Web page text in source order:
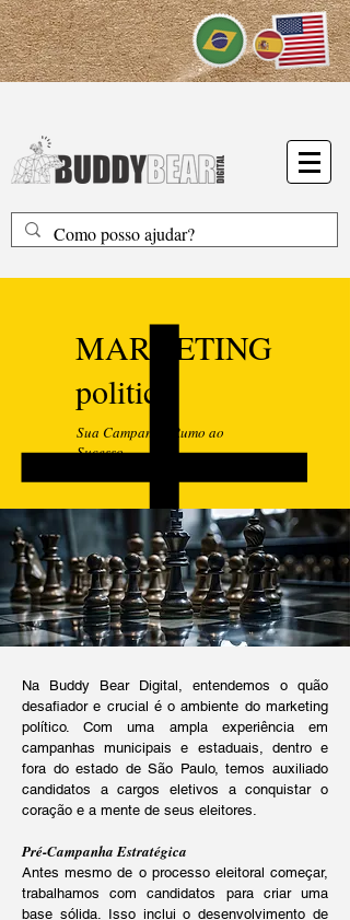
MARKETING
politico
Sua Campanha Rumo ao
Sucesso
Na Buddy Bear Digital, entendemos o quão
desafiador e crucial é o ambiente do marketing
político. Com uma ampla experiência em
campanhas municipais e estaduais, dentro e
fora do estado de São Paulo, temos auxiliado
candidatos a cargos eletivos a conquistar o
coração e a mente de seus eleitores.
Pré-Campanha Estratégica
Antes mesmo de o processo eleitoral começar,
trabalhamos com candidatos para criar uma
base sólida. Isso inclui o desenvolvimento de